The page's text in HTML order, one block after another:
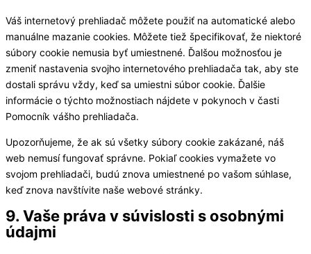
Váš internetový prehliadač môžete použiť na automatické alebo
manuálne mazanie cookies. Môžete tiež špecifikovať, že niektoré
súbory cookie nemusia byť umiestnené. Ďalšou možnosťou je
zmeniť nastavenia svojho internetového prehliadača tak, aby ste
dostali správu vždy, keď sa umiestni súbor cookie. Ďalšie
informácie o týchto možnostiach nájdete v pokynoch v časti
Pomocník vášho prehliadača.
Upozorňujeme, že ak sú všetky súbory cookie zakázané, náš
web nemusí fungovať správne. Pokiaľ cookies vymažete vo
svojom prehliadači, budú znova umiestnené po vašom súhlase,
keď znova navštívite naše webové stránky.
9. Vaše práva v súvislosti s osobnými
údajmi